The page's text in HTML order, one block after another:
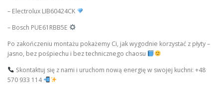
– Electrolux LIB60424CK
– Bosch PUE61RBB5E
Po zakończeniu montażu pokażemy Ci, jak wygodnie korzystać z płyty –
jasno, bez pośpiechu i bez technicznego chaosu
Skontaktuj się z nami i uruchom nową energię w swojej kuchni: +48
570 933 114